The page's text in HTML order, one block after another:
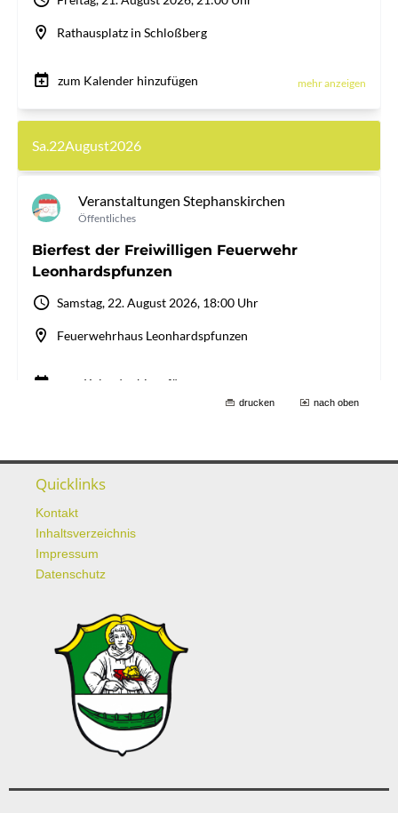
drucken nach oben
Quicklinks
Kontakt
Inhaltsverzeichnis
Impressum
Datenschutz